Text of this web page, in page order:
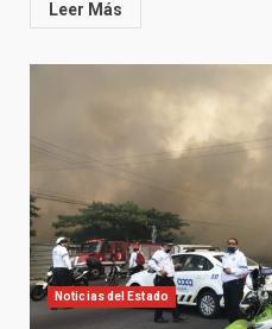
Leer Más
Noticias del Estado